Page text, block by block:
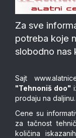
Za sve
potreba koje
slobodno nas
Sajt
"Tehnoniš doo"
prodaju na daljinu.
Cene su
za tačnost
količina